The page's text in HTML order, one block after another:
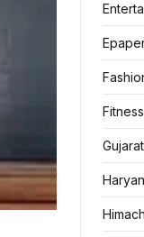
Fitness
Gujarat